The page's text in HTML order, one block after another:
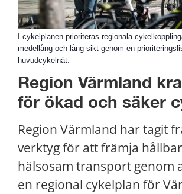
I cykelplanen prioriteras regionala
medellång och lång sikt genom en
huvudcykelnät.
Region Värmland
för ökad och säker
Region Värmland har tagit
verktyg för att främja
hälsosam transport genom
en regional cykelplan för